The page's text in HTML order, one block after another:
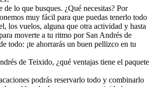
de lo que busques. ¿Qué necesitas? Por
muy fácil para que puedas tenerlo todo
los vuelos, alguna que otra actividad y hasta
moverte a tu ritmo por San Andrés de
todo: ¡te ahorrarás un buen pellizco en tu
de Teixido, ¿qué ventajas tiene el paquete
podrás reservarlo todo y combinarlo